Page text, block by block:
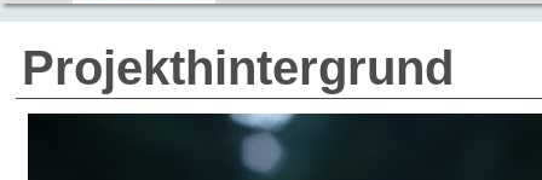
Projekthintergrund